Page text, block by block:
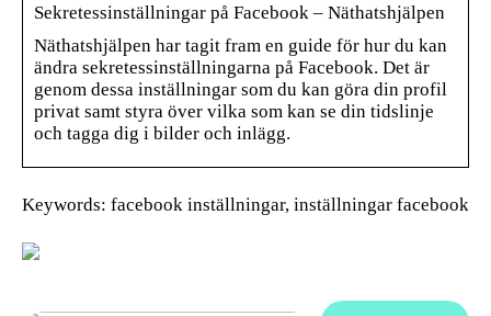
Sekretessinställningar på Facebook – Näthatshjälpen
Näthatshjälpen har tagit fram en guide för hur du kan
ändra sekretessinställningarna på Facebook. Det är
genom dessa inställningar som du kan göra din profil
privat samt styra över vilka som kan se din tidslinje
och tagga dig i bilder och inlägg.
Keywords: facebook inställningar, inställningar facebook